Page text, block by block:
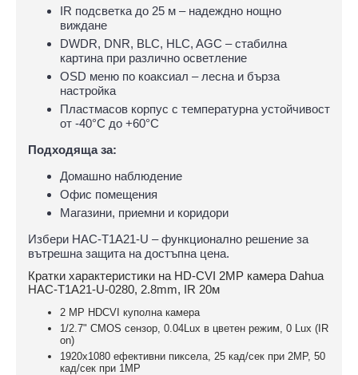
IR подсветка до 25 м – надеждно нощно
виждане
DWDR, DNR, BLC, HLC, AGC – стабилна
картина при различно осветление
OSD меню по коаксиал – лесна и бърза
настройка
Пластмасов корпус с температурна устойчивост
от -40°C до +60°C
Подходяща за:
Домашно наблюдение
Офис помещения
Магазини, приемни и коридори
Избери HAC-T1A21-U – функционално решение за
вътрешна защита на достъпна цена.
Кратки характеристики на HD-CVI 2MP камера Dahua
HAC-T1A21-U-0280, 2.8mm, IR 20м
2 MP HDCVI куполна камера
1/2.7" CMOS сензор, 0.04Lux в цветен режим, 0 Lux (IR
on)
1920х1080 ефективни пиксела, 25 кад/сек при 2MP, 50
кад/сек при 1MP